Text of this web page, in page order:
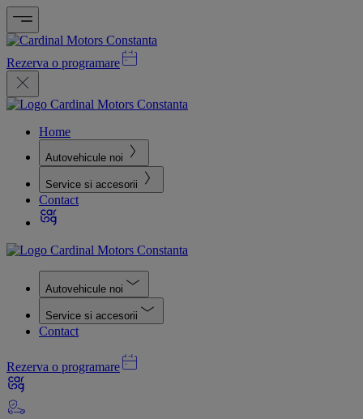
Rezerva o programare
Home
Autovehicule noi
Service si accesorii
Contact
Autovehicule noi
Service si accesorii
Contact
Rezerva o programare